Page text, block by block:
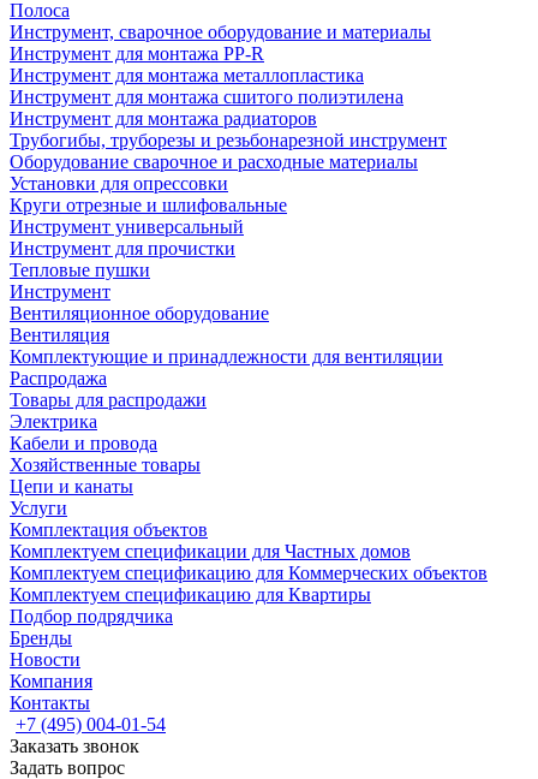
Полоса
Инструмент, сварочное оборудование и материалы
Инструмент для монтажа PP-R
Инструмент для монтажа металлопластика
Инструмент для монтажа сшитого полиэтилена
Инструмент для монтажа радиаторов
Трубогибы, труборезы и резьбонарезной инструмент
Оборудование сварочное и расходные материалы
Установки для опрессовки
Круги отрезные и шлифовальные
Инструмент универсальный
Инструмент для прочистки
Тепловые пушки
Инструмент
Вентиляционное оборудование
Вентиляция
Комплектующие и принадлежности для вентиляции
Распродажа
Товары для распродажи
Электрика
Кабели и провода
Хозяйственные товары
Цепи и канаты
Услуги
Комплектация объектов
Комплектуем спецификации для Частных домов
Комплектуем спецификацию для Коммерческих объектов
Комплектуем спецификацию для Квартиры
Подбор подрядчика
Бренды
Новости
Компания
Контакты
+7 (495) 004-01-54
Заказать звонок
Задать вопрос